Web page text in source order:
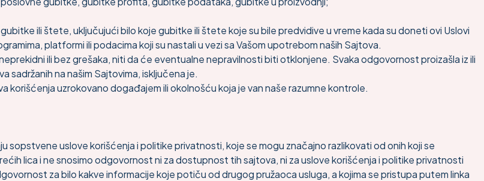
ili štete, uključujući bilo koje gubitke ili štete koje su bile predvidive u vreme kada su doneti ovi Uslovi
platformi ili podacima koji su nastali u vezi sa Vašom upotrebom naših Sajtova.
ili bez grešaka, niti da će eventualne nepravilnosti biti otklonjene. Svaka odgovornost proizašla iz ili
sadržanih na našim Sajtovima, isključena je.
korišćenja uzrokovano događajem ili okolnošću koja je van naše razumne kontrole.
sopstvene uslove korišćenja i politike privatnosti, koje se mogu značajno razlikovati od onih koji se
lica i ne snosimo odgovornost ni za dostupnost tih sajtova, ni za uslove korišćenja i politike privatnosti
za bilo kakve informacije koje potiču od drugog pružaoca usluga, a kojima se pristupa putem linka